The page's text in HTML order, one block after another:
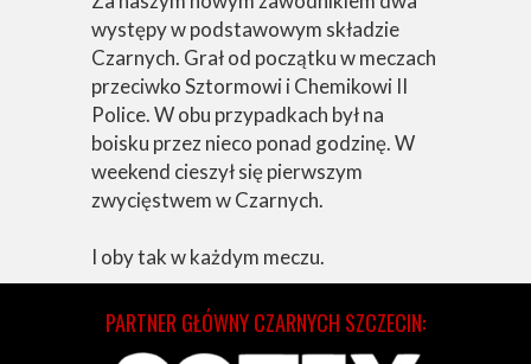
występy w podstawowym składzie
Czarnych. Grał od początku w meczach
przeciwko Sztormowi i Chemikowi II
Police. W obu przypadkach był na
boisku przez nieco ponad godzinę. W
weekend cieszył się pierwszym
zwycięstwem w Czarnych.
I oby tak w każdym meczu.
PARTNER GŁÓWNY CZARNYCH SZCZECIN: